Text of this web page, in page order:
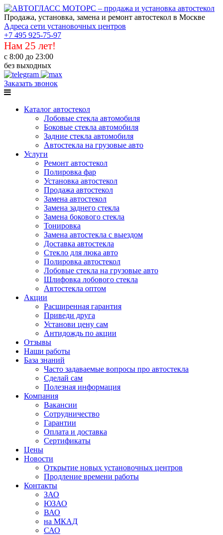
Продажа, установка, замена и ремонт автостекол в Москве
Адреса сети установочных центров
+7 495 925-75-97
Нам 25 лет!
с 8:00 до 23:00
без выходных
Заказать звонок
Каталог автостекол
Лобовые стекла автомобиля
Боковые стекла автомобиля
Задние стекла автомобиля
Автостекла на грузовые авто
Услуги
Ремонт автостекол
Полировка фар
Установка автостекол
Продажа автостекол
Замена автостекол
Замена заднего стекла
Замена бокового стекла
Тонировка
Замена автостекла с выездом
Доставка автостекла
Стекло для люка авто
Полировка автостекол
Лобовые стекла на грузовые авто
Шлифовка лобового стекла
Автостекла оптом
Акции
Расширенная гарантия
Приведи друга
Установи цену сам
Антидождь по акции
Отзывы
Наши работы
База знаний
Часто задаваемые вопросы про автостекла
Сделай сам
Полезная информация
Компания
Вакансии
Сотрудничество
Гарантии
Оплата и доставка
Сертификаты
Цены
Новости
Открытие новых установочных центров
Продление времени работы
Контакты
ЗАО
ЮЗАО
ВАО
на МКАД
САО